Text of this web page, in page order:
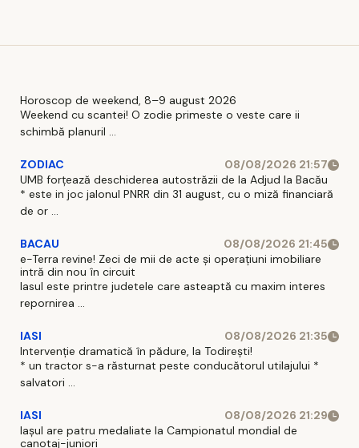
Horoscop de weekend, 8–9 august 2026
Weekend cu scantei! O zodie primeste o veste care ii
schimbă planuril ...
ZODIAC
08/08/2026 21:57
UMB forțează deschiderea autostrăzii de la Adjud la Bacău
* este in joc jalonul PNRR din 31 august, cu o miză financiară
de or ...
BACAU
08/08/2026 21:45
e-Terra revine! Zeci de mii de acte și operațiuni imobiliare
intră din nou în circuit
Iasul este printre judetele care asteaptă cu maxim interes
repornirea ...
IASI
08/08/2026 21:35
Intervenție dramatică în pădure, la Todirești!
* un tractor s-a răsturnat peste conducătorul utilajului *
salvatori ...
IASI
08/08/2026 21:29
Iaşul are patru medaliate la Campionatul mondial de
canotaj-juniori